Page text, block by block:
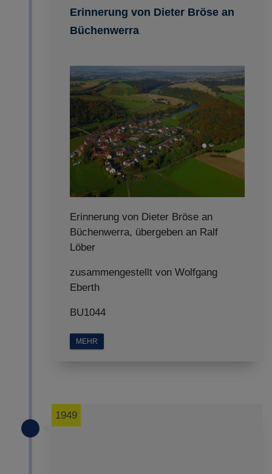
Erinnerung von Dieter Bröse an
Büchenwerra
Erinnerung von Dieter Bröse an
Büchenwerra, übergeben an Ralf
Löber
zusammengestellt von Wolfgang
Eberth
BU1044
MEHR
1949